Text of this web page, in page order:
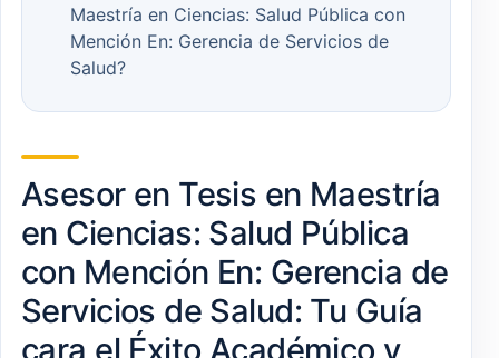
Maestría en Ciencias: Salud Pública con
Mención En: Gerencia de Servicios de
Salud?
Asesor en Tesis en Maestría
en Ciencias: Salud Pública
con Mención En: Gerencia de
Servicios de Salud: Tu Guía
cara el Éxito Académico y